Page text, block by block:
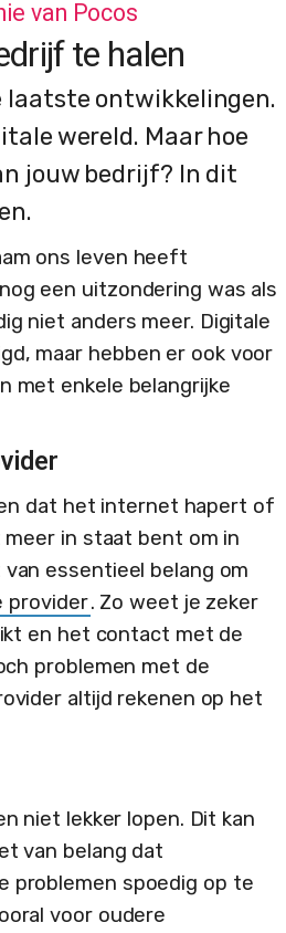
van Pocos
te halen
laatste ontwikkelingen.
wereld. Maar hoe
jouw bedrijf? In dit
ons leven heeft
een uitzondering was als
niet anders meer. Digitale
maar hebben er ook voor
met enkele belangrijke
dat het internet hapert of
in staat bent om in
essentieel belang om
provider. Zo weet je zeker
en het contact met de
problemen met de
altijd rekenen op het
niet lekker lopen. Dit kan
van belang dat
problemen spoedig op te
voor oudere